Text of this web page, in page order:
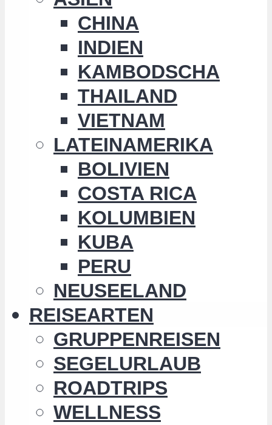
CHINA
INDIEN
KAMBODSCHA
THAILAND
VIETNAM
LATEINAMERIKA
BOLIVIEN
COSTA RICA
KOLUMBIEN
KUBA
PERU
NEUSEELAND
REISEARTEN
GRUPPENREISEN
SEGELURLAUB
ROADTRIPS
WELLNESS